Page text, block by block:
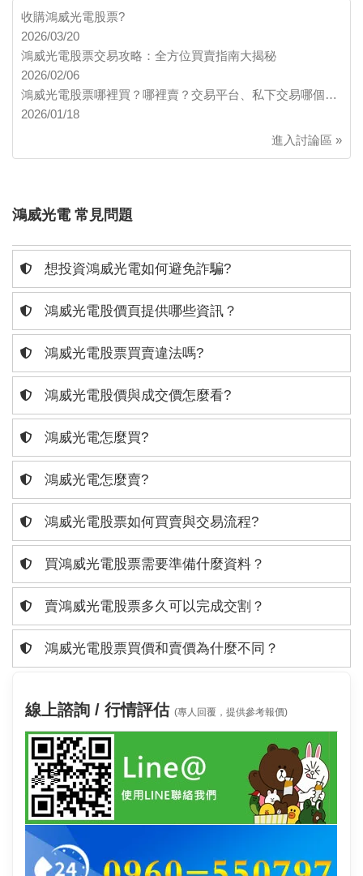
收購鴻威光電股票?
2026/03/20
鴻威光電股票交易攻略：全方位買賣指南大揭秘
2026/02/06
鴻威光電股票哪裡買？哪裡賣？交易平台、私下交易哪個…
2026/01/18
進入討論區 »
鴻威光電 常見問題
想投資鴻威光電如何避免詐騙?
鴻威光電股價頁提供哪些資訊？
鴻威光電股票買賣違法嗎?
鴻威光電股價與成交價怎麼看?
鴻威光電怎麼買?
鴻威光電怎麼賣?
鴻威光電股票如何買賣與交易流程?
買鴻威光電股票需要準備什麼資料？
賣鴻威光電股票多久可以完成交割？
鴻威光電股票買價和賣價為什麼不同？
線上諮詢 / 行情評估 (專人回覆，提供參考報價)